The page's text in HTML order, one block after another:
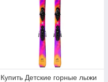
Купить Детские горные лыжи